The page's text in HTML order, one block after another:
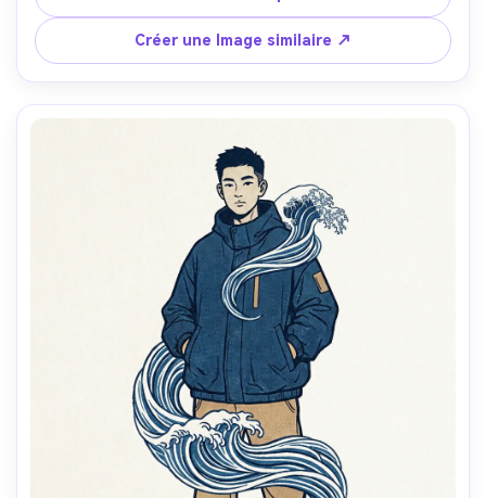
bokashi, spray brumeux, panneau de titre cartouche
traditionnelle, humeur résolue, objectif 85mm, profondeur
de champ peu profonde, éclairage cinématographique
doux-AR 4:5
Créer une Image similaire ↗